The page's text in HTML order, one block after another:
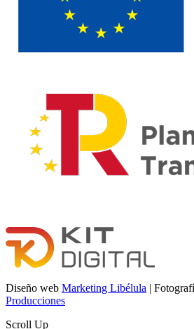
Diseño web Marketing Libélula |
Producciones
Scroll Up